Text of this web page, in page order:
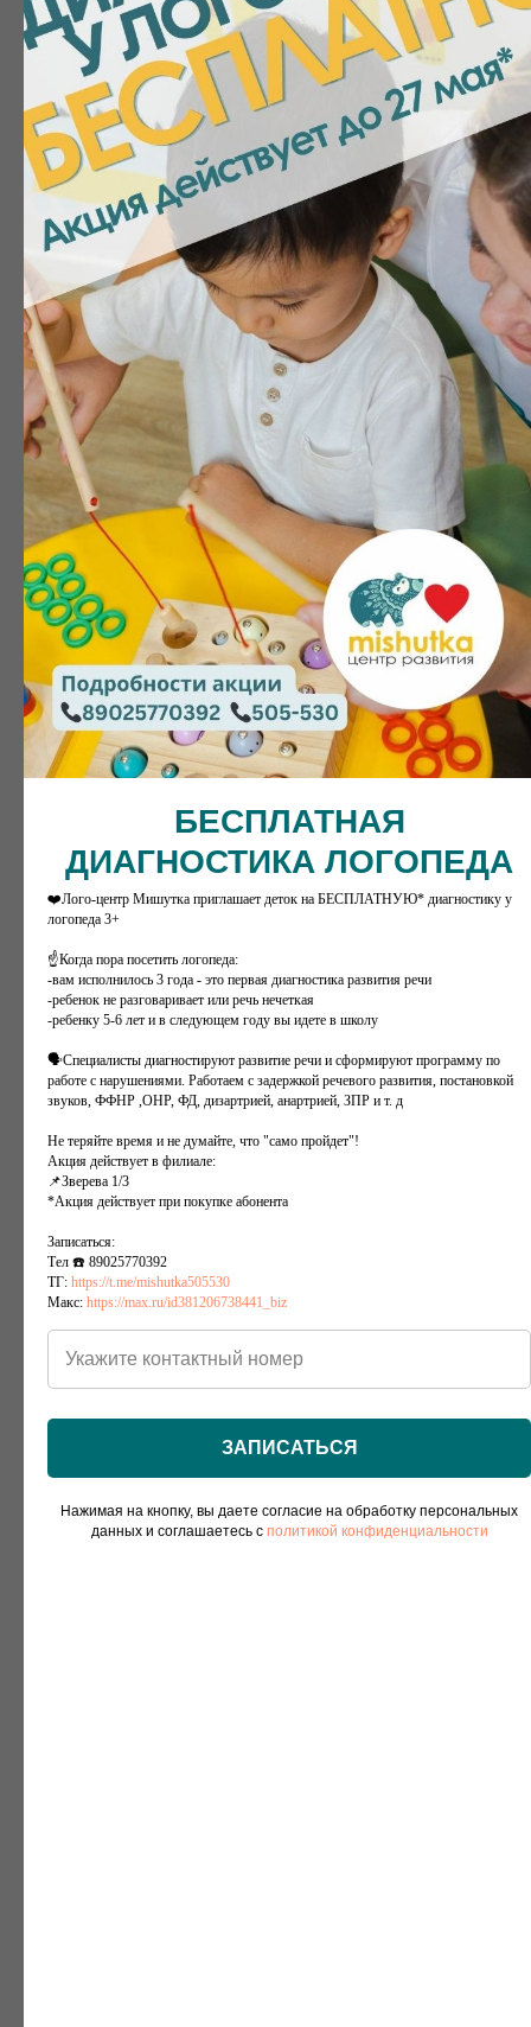
БЕСПЛАТНАЯ
ДИАГНОСТИКА ЛОГОПЕДА
❤️Лого-центр Мишутка приглашает деток на БЕСПЛАТНУЮ* диагностику у
логопеда 3+
☝️Когда пора посетить логопеда:
-вам исполнилось 3 года - это первая диагностика развития речи
-ребенок не разговаривает или речь нечеткая
-ребенку 5-6 лет и в следующем году вы идете в школу
🗣Специалисты диагностируют развитие речи и сформируют программу по
работе с нарушениями. Работаем с задержкой речевого развития, постановкой
звуков, ФФНР ,ОНР, ФД, дизартрией, анартрией, ЗПР и т. д
Не теряйте время и не думайте, что "само пройдет"!
Акция действует в филиале:
📌Зверева 1/3
*Акция действует при покупке абонента
Записаться:
Тел ☎️ 89025770392
ТГ: https://t.me/mishutka505530
Макс: https://max.ru/id381206738441_biz
ЗАПИСАТЬСЯ
Нажимая на кнопку, вы даете согласие на обработку персональных
данных и соглашаетесь c политикой конфиденциальности